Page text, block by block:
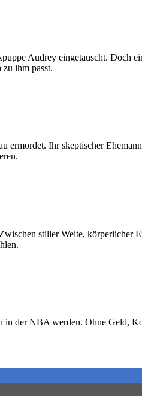
Audrey eingetauscht. Doch
ihm passt.
ermordet. Ihr skeptischer
stiller Weite,
der NBA werden. Ohne Geld,